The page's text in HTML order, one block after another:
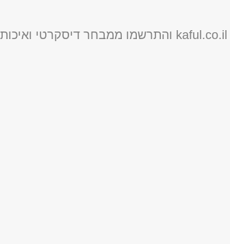
kaful.co.il והתרשמו ממבחר דיסקרטי